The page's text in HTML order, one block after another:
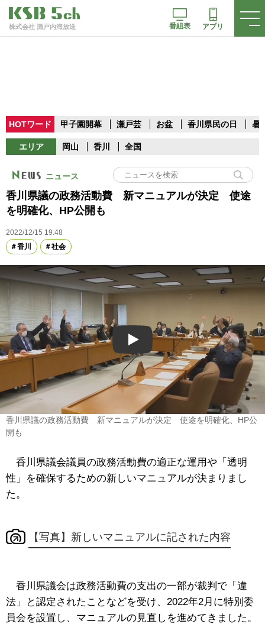
株式会社 瀬戸内海放送 番組表 アプリ
HOTワード 甲子園開幕 瀬戸芸 お盆 香川県民の日 暑
エリア 岡山 香川 全国
ニュース
香川県議の政務活動費 新マニュアルが決定 使途
を明確化、HP公開も
2022/12/15 19:48
香川
社会
Play
香川県議の政務活動費 新マニュアルが決定 使途を明確化、HP公
開も
香川県議会議員の政務活動費の適正な運用や「透明
性」を確保するための新しいマニュアルが決まりまし
た。
【写真】新しいマニュアルに記された内容
香川県議会は政務活動費の支出の一部が裁判で「違
法」と認定されたことなどを受け、2022年2月に特別委
員会を設置し、マニュアルの見直しを進めてきました。